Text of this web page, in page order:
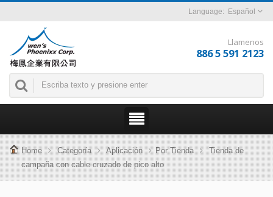
Español
Llamenos
886 5 591 2123
Home Categoría Aplicación Por Tienda
Tienda de
campaña con cable cruzado de pico alto